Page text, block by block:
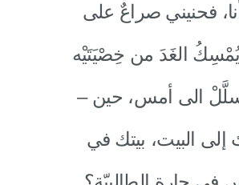
فحنيني صراعٌ على
الغَدَ من خِصْيَتَيْه
تتسلَّلْ الى أمس، حين
إلى البيت، بيتك في